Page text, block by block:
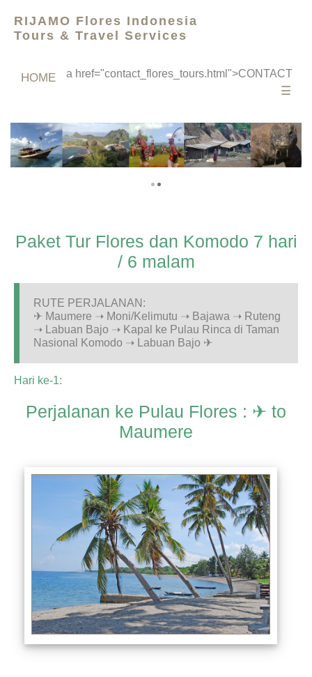
RIJAMO Flores Indonesia
Tours & Travel Services
HOME a href="contact_flores_tours.html">CONTACT
☰
Paket Tur Flores dan Komodo 7 hari
/ 6 malam
RUTE PERJALANAN:
✈ Maumere ➝ Moni/Kelimutu ➝ Bajawa ➝ Ruteng
➝ Labuan Bajo ➝ Kapal ke Pulau Rinca di Taman
Nasional Komodo ➝ Labuan Bajo ✈
Hari ke-1:
Perjalanan ke Pulau Flores : ✈ to
Maumere